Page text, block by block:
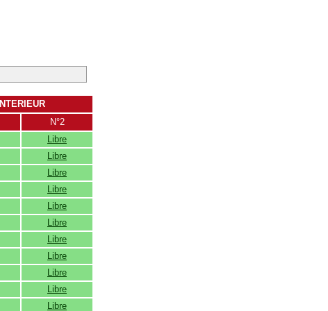
INTERIEUR
N°2
Libre
Libre
Libre
Libre
Libre
Libre
Libre
Libre
Libre
Libre
Libre